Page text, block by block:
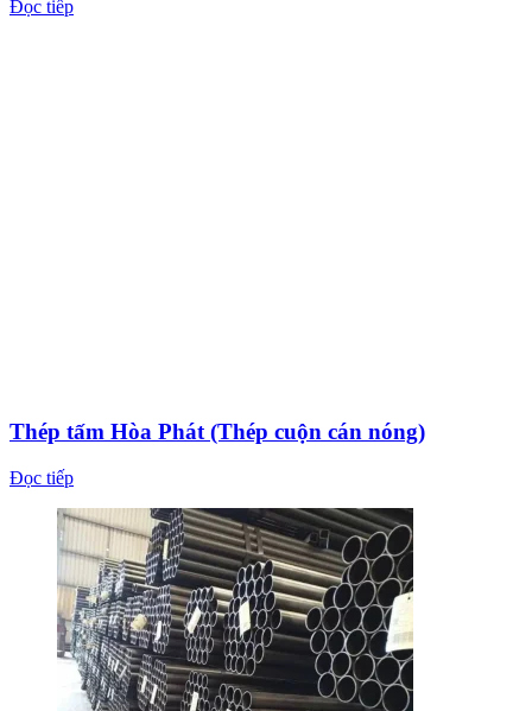
Ống Thép Hòa Phát Phi 73
Đọc tiếp
Thép Ống Hòa Phát Phi 76 (75.6mm)